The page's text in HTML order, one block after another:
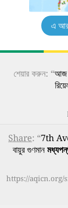
এ
শেয়ার করুন: “আজ
Share: “7th
বায়ুর গুণমান
https://aqicn.org/